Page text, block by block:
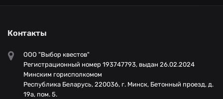
Контакты
ООО "Выбор квестов"
Регистрационный номер 193747793, выдан 26.02.2024
Минским горисполкомом
Республика Беларусь, 220036, г. Минск, Бетонный проезд, д.
19а, пом. 5.